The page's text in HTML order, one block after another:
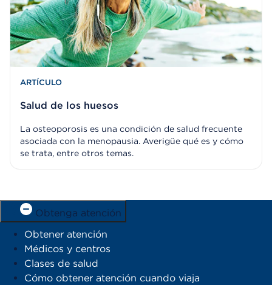
ARTÍCULO
Salud de los huesos
La osteoporosis es una condición de salud frecuente
asociada con la menopausia. Averigüe qué es y cómo
se trata, entre otros temas.
Obtenga atención
Obtener atención
Médicos y centros
Clases de salud
Cómo obtener atención cuando viaja